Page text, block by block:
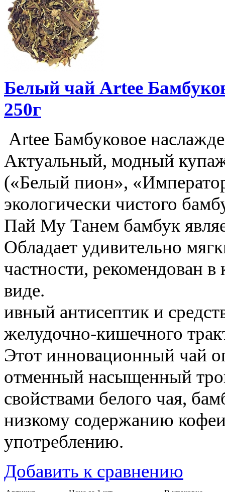
Белый чай Artee
250г
Artee Бамбуковое
Актуальный, модный
(«Белый пион»,
экологически чистого
Пай Му Танем бамбук
Обладает удивительно
частности, рекомендован в
виде.
ивный антисептик и
желудочно-кишечного
Этот инновационный чай
отменный насыщенный
свойствами белого чая,
низкому содержанию
употреблению.
Добавить к сравнению